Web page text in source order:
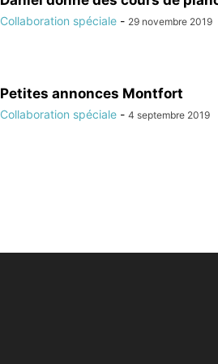
Collaboration spéciale - 29 novembre 2019
Petites annonces Montfort
Collaboration spéciale - 4 septembre 2019